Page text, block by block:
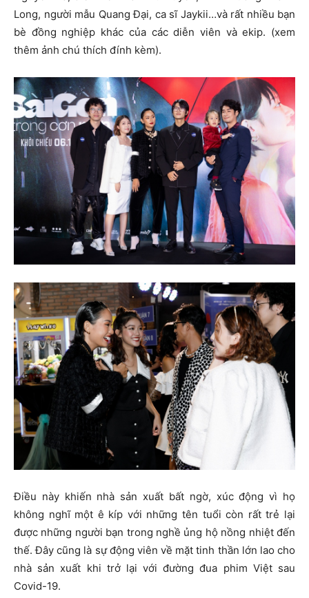
Long, người mẫu Quang Đại, ca sĩ Jaykii…và rất nhiều bạn
bè đồng nghiệp khác của các diễn viên và ekip. (xem
thêm ảnh chú thích đính kèm).
Điều này khiến nhà sản xuất bất ngờ, xúc động vì họ
không nghĩ một ê kíp với những tên tuổi còn rất trẻ lại
được những người bạn trong nghề ủng hộ nồng nhiệt đến
thế. Đây cũng là sự động viên về mặt tinh thần lớn lao cho
nhà sản xuất khi trở lại với đường đua phim Việt sau
Covid-19.